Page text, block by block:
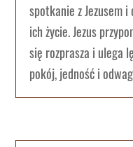
spotkanie z Jezusem
ich życie. Jezus
się rozprasza i ulega
pokój, jedność i